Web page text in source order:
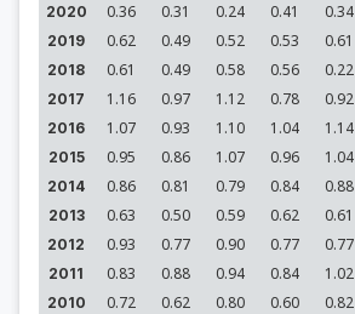
2020 0.36 0.31 0.24 0.41 0.34
2019 0.62 0.49 0.52 0.53 0.61
2018 0.61 0.49 0.58 0.56 0.22
2017 1.16 0.97 1.12 0.78 0.92
2016 1.07 0.93 1.10 1.04 1.14
2015 0.95 0.86 1.07 0.96 1.04
2014 0.86 0.81 0.79 0.84 0.88
2013 0.63 0.50 0.59 0.62 0.61
2012 0.93 0.77 0.90 0.77 0.77
2011 0.83 0.88 0.94 0.84 1.02
2010 0.72 0.62 0.80 0.60 0.82